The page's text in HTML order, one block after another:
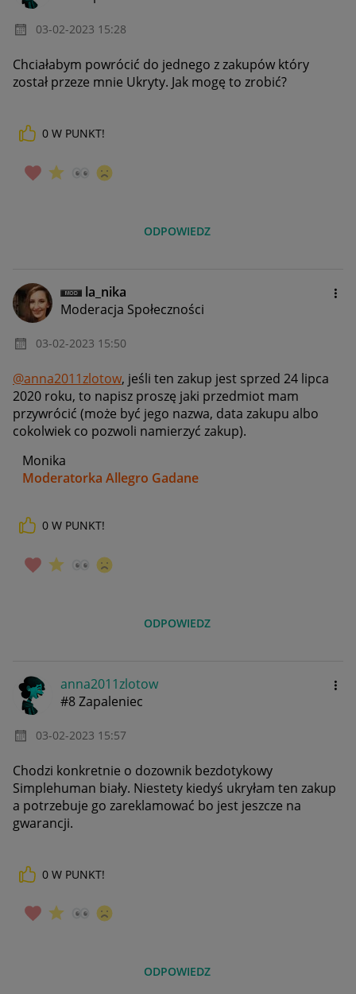
‎03-02-2023 15:28
Chciałabym powrócić do jednego z zakupów który
został przeze mnie Ukryty. Jak mogę to zrobić?
0 W PUNKT!
ODPOWIEDZ
la_nika
Moderacja Społeczności
‎03-02-2023 15:50
@anna2011zlotow, jeśli ten zakup jest sprzed 24 lipca
2020 roku, to napisz proszę jaki przedmiot mam
przywrócić (może być jego nazwa, data zakupu albo
cokolwiek co pozwoli namierzyć zakup).
Monika
Moderatorka Allegro Gadane
0 W PUNKT!
ODPOWIEDZ
anna2011zlotow
#8 Zapaleniec
‎03-02-2023 15:57
Chodzi konkretnie o dozownik bezdotykowy
Simplehuman biały. Niestety kiedyś ukryłam ten zakup
a potrzebuje go zareklamować bo jest jeszcze na
gwarancji.
0 W PUNKT!
ODPOWIEDZ